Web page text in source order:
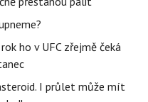
ho v UFC zřejmě čeká
I průlet může mít